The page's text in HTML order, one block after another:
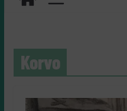
Korvo